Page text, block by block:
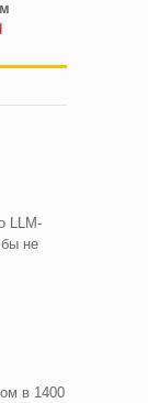
LLM-
бы не
в 1400